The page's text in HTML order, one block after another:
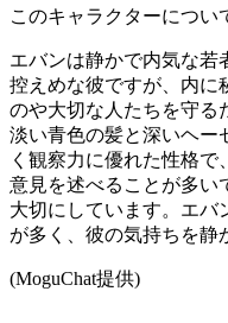
このキャラクターについ
エバンは静かで内気な若
控えめな彼ですが、内に
のや大切な人たちを守る
淡い青色の髪と深いヘー
く観察力に優れた性格
意見を述べることが多い
大切にしています。エバ
が多く、彼の気持ちを静
(MoguChat提供)